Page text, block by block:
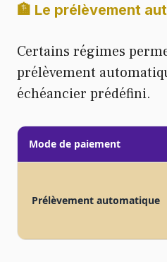
🏦 Le prélèvement
Certains régimes
prélèvement
échéancier prédéfini.
Mode de paiement
Prélèvement automatique